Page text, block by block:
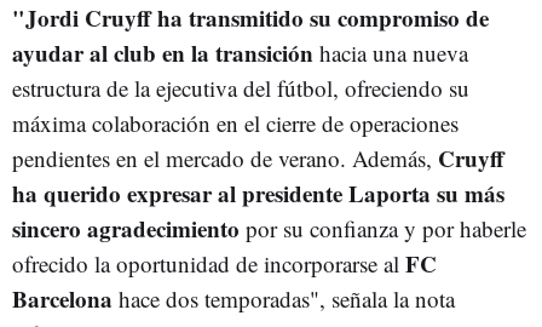
"Jordi Cruyff ha transmitido su compromiso de
ayudar al club en la transición hacia una nueva
estructura de la ejecutiva del fútbol, ofreciendo su
máxima colaboración en el cierre de operaciones
pendientes en el mercado de verano. Además, Cruyff
ha querido expresar al presidente Laporta su más
sincero agradecimiento por su confianza y por haberle
ofrecido la oportunidad de incorporarse al FC
Barcelona hace dos temporadas", señala la nota